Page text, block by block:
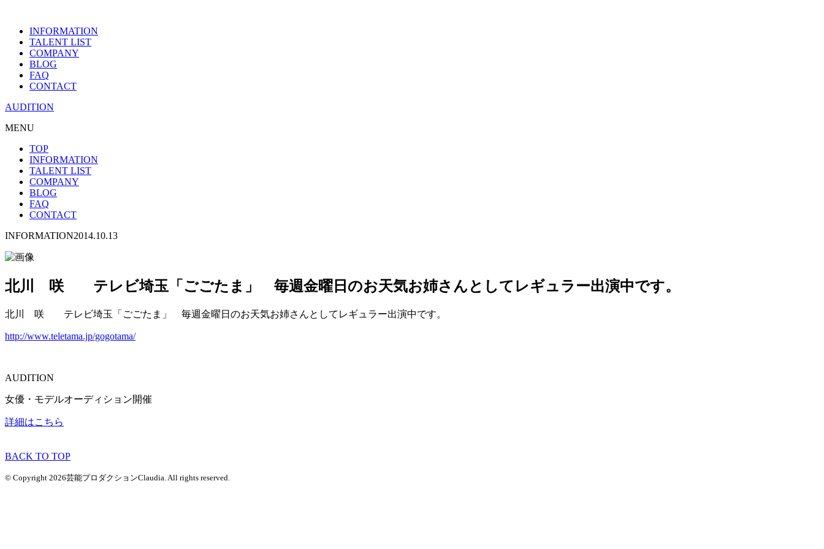
INFORMATION
TALENT LIST
COMPANY
BLOG
FAQ
CONTACT
AUDITION
MENU
TOP
INFORMATION
TALENT LIST
COMPANY
BLOG
FAQ
CONTACT
INFORMATION2014.10.13
北川 咲 テレビ埼玉「ごごたま」 毎週金曜日のお天気お姉さんとしてレギュラー出演中です。
北川 咲 テレビ埼玉「ごごたま」 毎週金曜日のお天気お姉さんとしてレギュラー出演中です。
http://www.teletama.jp/gogotama/
AUDITION
女優・モデルオーディション開催
詳細はこちら
BACK TO TOP
© Copyright 2026芸能プロダクションClaudia. All rights reserved.